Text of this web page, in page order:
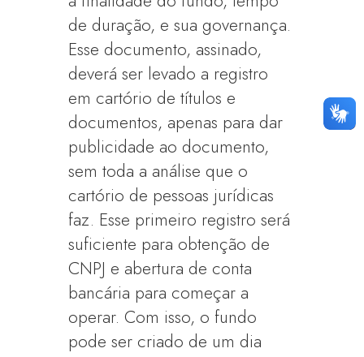
de duração, e sua governança.
Esse documento, assinado,
deverá ser levado a registro
em cartório de títulos e
documentos, apenas para dar
publicidade ao documento,
sem toda a análise que o
cartório de pessoas jurídicas
faz. Esse primeiro registro será
suficiente para obtenção de
CNPJ e abertura de conta
bancária para começar a
operar. Com isso, o fundo
pode ser criado de um dia